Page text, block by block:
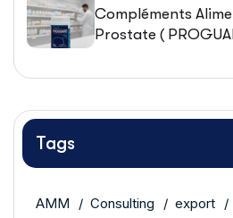
Compléments
Prostate (
Tags
AMM Consulting export